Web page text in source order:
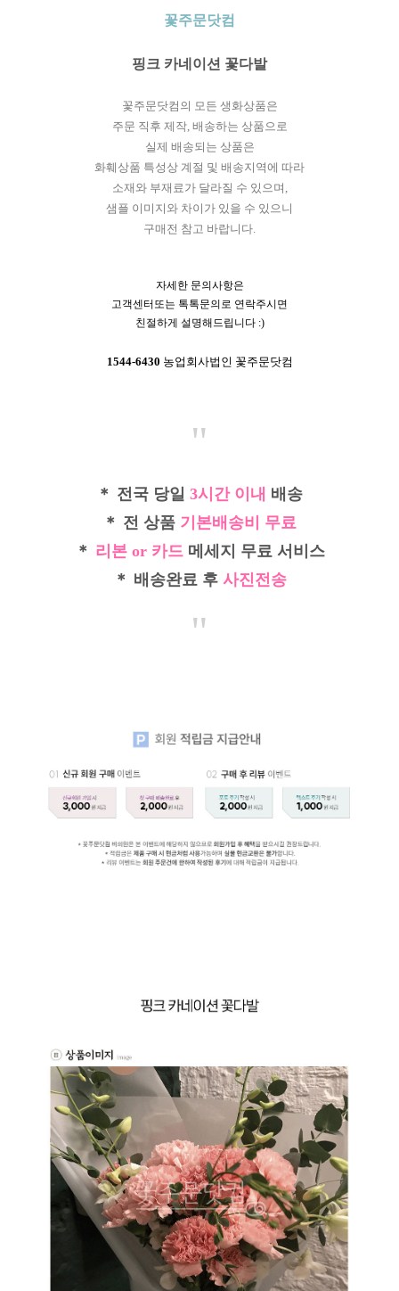
꽃주문닷컴
핑크 카네이션 꽃다발
꽃주문닷컴의 모든 생화상품은
주문 직후 제작, 배송하는 상품으로
실제 배송되는 상품은
화훼상품 특성상 계절 및 배송지역에 따라
소재와 부재료가 달라질 수 있으며,
샘플 이미지와 차이가 있을 수 있으니
구매전 참고 바랍니다.
자세한 문의사항은
고객센터또는 톡톡문의로 연락주시면
친절하게 설명해드립니다 :)
1544-6430 농업회사법인 꽃주문닷컴
"
＊ 전국 당일 3시간 이내 배송
＊ 전 상품 기본배송비 무료
＊ 리본 or 카드 메세지 무료 서비스
＊ 배송완료 후 사진전송
"